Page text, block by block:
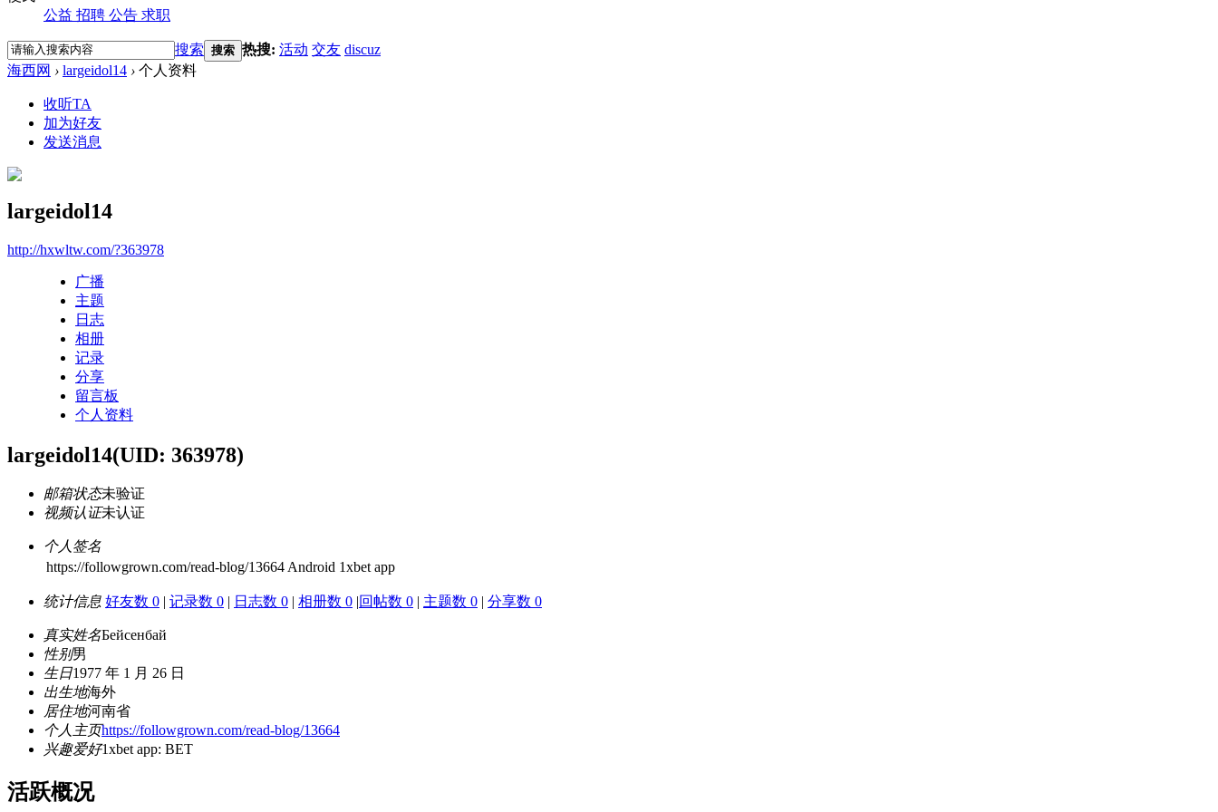
公益 招聘 公告 求职
搜索 搜索 热搜: 活动 交友 discuz
海西网 › largeidol14 › 个人资料
收听TA
加为好友
发送消息
largeidol14
http://hxwltw.com/?363978
广播
主题
日志
相册
记录
分享
留言板
个人资料
largeidol14(UID: 363978)
邮箱状态未验证
视频认证未认证
个人签名
https://followgrown.com/read-blog/13664 Android 1xbet app
统计信息 好友数 0 | 记录数 0 | 日志数 0 | 相册数 0 |回帖数 0 | 主题数 0 | 分享数 0
真实姓名Бейсенбай
性别男
生日1977 年 1 月 26 日
出生地海外
居住地河南省
个人主页https://followgrown.com/read-blog/13664
兴趣爱好1xbet app: BET
活跃概况